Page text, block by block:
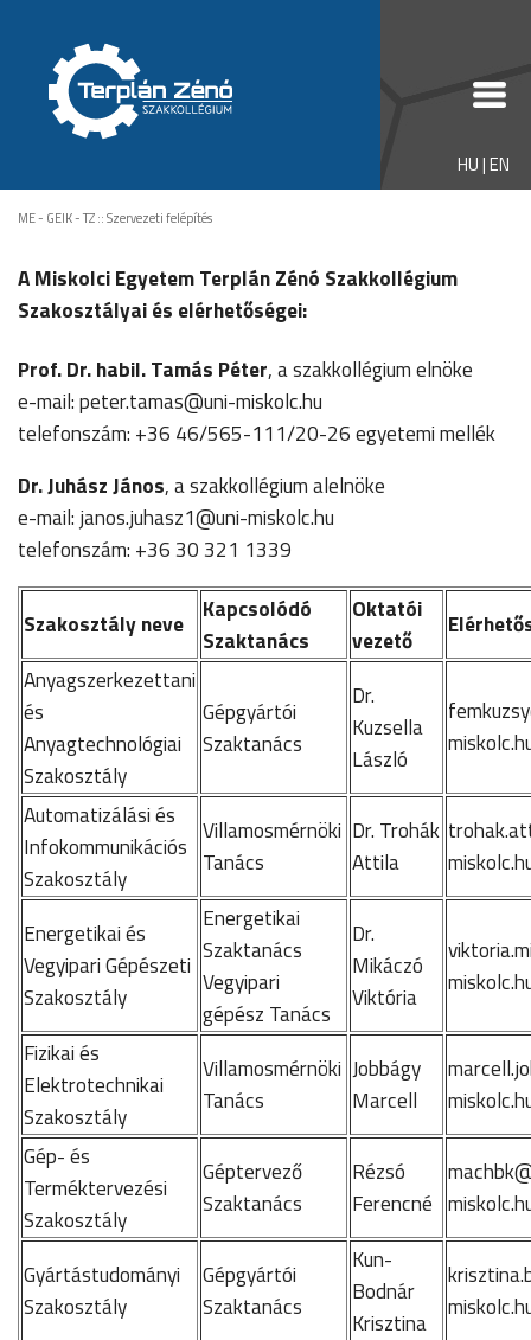
HU|EN
ME - GEIK - TZ::Szervezeti felépítés
A Miskolci Egyetem Terplán Zénó Szakkollégium
Szakosztályai és elérhetőségei:
Prof. Dr. habil. Tamás Péter, a szakkollégium elnöke
e-mail:peter.tamas@uni-miskolc.hu
telefonszám: +36 46/565-111/20-26 egyetemi mellék
Dr. Juhász János, a szakkollégium alelnöke
e-mail: janos.juhasz1@uni-miskolc.hu
telefonszám: +36 30 321 1339
Szakosztály neve
Kapcsolódó
Szaktanács
Oktatói
vezető
Anyagszerkezettani
és
Anyagtechnológiai
Szakosztály
Gépgyártói
Szaktanács
Dr.
Kuzsella
László
Automatizálási és
Infokommunikációs
Szakosztály
Villamosmérnöki
Tanács
Dr. Trohák
Attila
Energetikai és
Vegyipari Gépészeti
Szakosztály
Energetikai
Szaktanács
Vegyipari
gépész Tanács
Dr.
Mikáczó
Viktória
Fizikai és
Elektrotechnikai
Szakosztály
Villamosmérnöki
Tanács
Jobbágy
Marcell
Gép- és
Terméktervezési
Szakosztály
Géptervező
Szaktanács
Rézsó
Ferencné
Gyártástudományi
Szakosztály
Gépgyártói
Szaktanács
Kun-
Bodnár
Krisztina